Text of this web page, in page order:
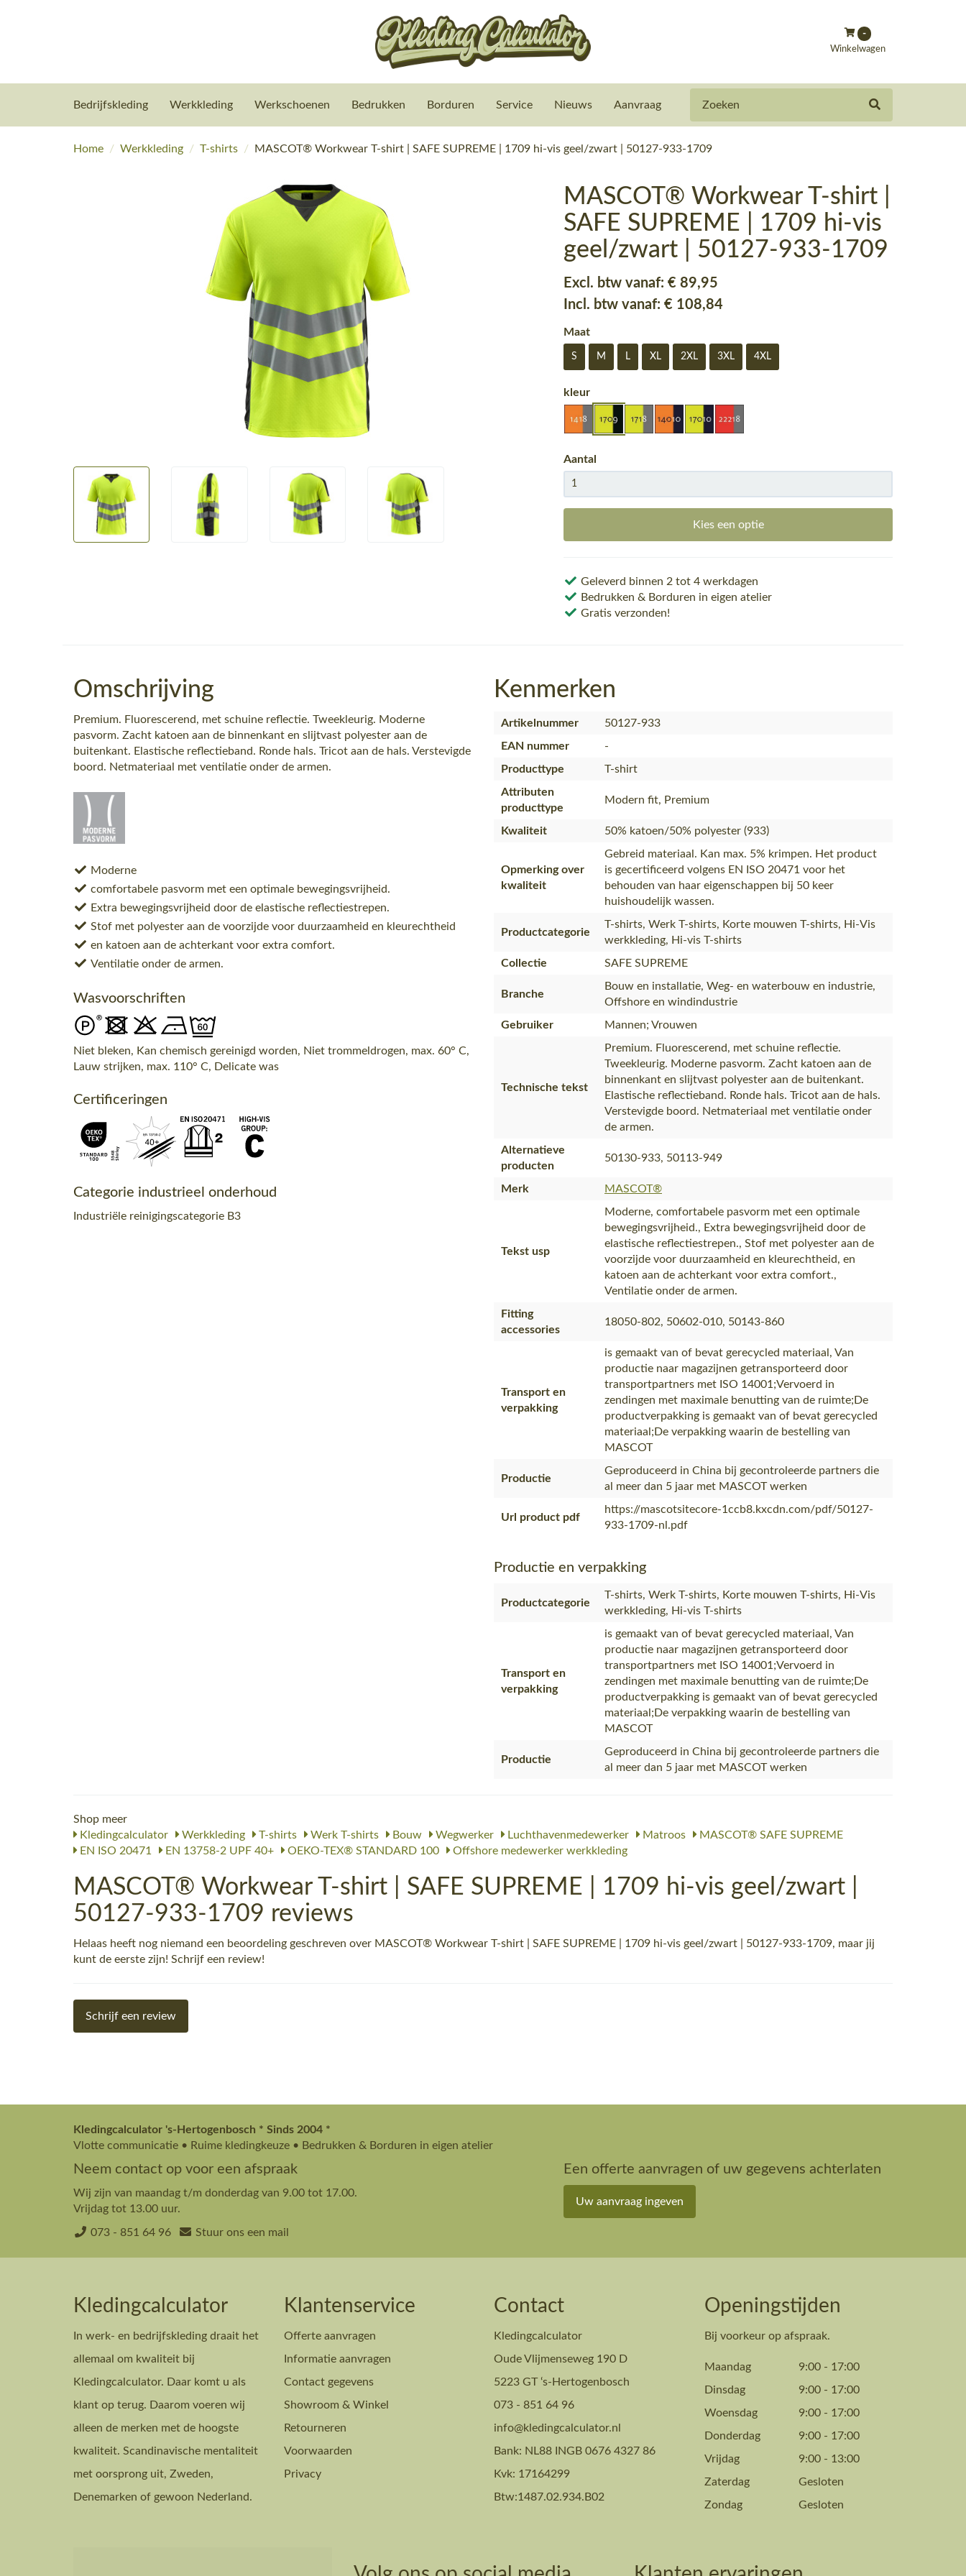
-
Winkelwagen
Bedrijfskleding Werkkleding Werkschoenen Bedrukken Borduren Service Nieuws Aanvraag
Home / Werkkleding / T-shirts / MASCOT® Workwear T-shirt | SAFE SUPREME | 1709 hi-vis geel/zwart | 50127-933-1709
MASCOT® Workwear T-shirt |
SAFE SUPREME | 1709 hi-vis
geel/zwart | 50127-933-1709
Excl. btw vanaf:€ 89,95
Incl. btw vanaf:€ 108,84
Maat
S M L XL 2XL 3XL 4XL
kleur
Aantal
Kies een optie
Geleverd binnen 2 tot 4 werkdagen
Bedrukken & Borduren in eigen atelier
Gratis verzonden!
Omschrijving
Premium. Fluorescerend, met schuine reflectie. Tweekleurig. Moderne
pasvorm. Zacht katoen aan de binnenkant en slijtvast polyester aan de
buitenkant. Elastische reflectieband. Ronde hals. Tricot aan de hals. Verstevigde
boord. Netmateriaal met ventilatie onder de armen.
Moderne
comfortabele pasvorm met een optimale bewegingsvrijheid.
Extra bewegingsvrijheid door de elastische reflectiestrepen.
Stof met polyester aan de voorzijde voor duurzaamheid en kleurechtheid
en katoen aan de achterkant voor extra comfort.
Ventilatie onder de armen.
Wasvoorschriften
Niet bleken, Kan chemisch gereinigd worden, Niet trommeldrogen, max. 60° C,
Lauw strijken, max. 110° C, Delicate was
Certificeringen
Categorie industrieel onderhoud
Industriële reinigingscategorie B3
Kenmerken
Artikelnummer
50127-933
EAN nummer
-
Producttype
T-shirt
Attributen
producttype
Modern fit, Premium
Kwaliteit 50% katoen/50% polyester (933)
Opmerking over
kwaliteit
Gebreid materiaal. Kan max. 5% krimpen. Het product
is gecertificeerd volgens EN ISO 20471 voor het
behouden van haar eigenschappen bij 50 keer
huishoudelijk wassen.
Productcategorie
T-shirts, Werk T-shirts, Korte mouwen T-shirts, Hi-Vis
werkkleding, Hi-vis T-shirts
Collectie
SAFE SUPREME
Branche
Bouw en installatie, Weg- en waterbouw en industrie,
Offshore en windindustrie
Gebruiker
Mannen; Vrouwen
Technische tekst
Premium. Fluorescerend, met schuine reflectie.
Tweekleurig. Moderne pasvorm. Zacht katoen aan de
binnenkant en slijtvast polyester aan de buitenkant.
Elastische reflectieband. Ronde hals. Tricot aan de hals.
Verstevigde boord. Netmateriaal met ventilatie onder
de armen.
Alternatieve
producten
50130-933, 50113-949
Merk MASCOT®
Tekst usp
Moderne, comfortabele pasvorm met een optimale
bewegingsvrijheid., Extra bewegingsvrijheid door de
elastische reflectiestrepen., Stof met polyester aan de
voorzijde voor duurzaamheid en kleurechtheid, en
katoen aan de achterkant voor extra comfort.,
Ventilatie onder de armen.
Fitting
accessories
18050-802, 50602-010, 50143-860
Transport en
verpakking
is gemaakt van of bevat gerecycled materiaal, Van
productie naar magazijnen getransporteerd door
transportpartners met ISO 14001;Vervoerd in
zendingen met maximale benutting van de ruimte;De
productverpakking is gemaakt van of bevat gerecycled
materiaal;De verpakking waarin de bestelling van
MASCOT
Productie
Geproduceerd in China bij gecontroleerde partners die
al meer dan 5 jaar met MASCOT werken
Url product pdf
https://mascotsitecore-1ccb8.kxcdn.com/pdf/50127-
933-1709-nl.pdf
Productie en verpakking
Productcategorie
T-shirts, Werk T-shirts, Korte mouwen T-shirts, Hi-Vis
werkkleding, Hi-vis T-shirts
Transport en
verpakking
is gemaakt van of bevat gerecycled materiaal, Van
productie naar magazijnen getransporteerd door
transportpartners met ISO 14001;Vervoerd in
zendingen met maximale benutting van de ruimte;De
productverpakking is gemaakt van of bevat gerecycled
materiaal;De verpakking waarin de bestelling van
MASCOT
Productie
Geproduceerd in China bij gecontroleerde partners die
al meer dan 5 jaar met MASCOT werken
Shop meer
Kledingcalculator
Werkkleding T-shirts Werk T-shirts Bouw Wegwerker Luchthavenmedewerker Matroos
MASCOT® SAFE SUPREME
EN ISO 20471
EN 13758-2 UPF 40+ OEKO-TEX® STANDARD 100 Offshore medewerker werkkleding
MASCOT® Workwear T-shirt | SAFE SUPREME | 1709 hi-vis geel/zwart |
50127-933-1709 reviews
Helaas heeft nog niemand een beoordeling geschreven over MASCOT® Workwear T-shirt | SAFE SUPREME | 1709 hi-vis geel/zwart | 50127-933-1709, maar jij
kunt de eerste zijn! Schrijf een review!
Schrijf een review
Kledingcalculator 's-Hertogenbosch * Sinds 2004 *
Vlotte communicatie • Ruime kledingkeuze • Bedrukken & Borduren in eigen atelier
Neem contact op voor een afspraak
Wij zijn van maandag t/m donderdag van 9.00 tot 17.00.
Vrijdag tot 13.00 uur.
073 - 851 64 96 Stuur ons een mail
Een offerte aanvragen of uw gegevens achterlaten
Uw aanvraag ingeven
Kledingcalculator
In werk- en bedrijfskleding draait het
allemaal om kwaliteit bij
Kledingcalculator. Daar komt u als
klant op terug. Daarom voeren wij
alleen de merken met de hoogste
kwaliteit. Scandinavische mentaliteit
met oorsprong uit, Zweden,
Denemarken of gewoon Nederland.
Klantenservice
Offerte aanvragen
Informatie aanvragen
Contact gegevens
Showroom & Winkel
Retourneren
Voorwaarden
Privacy
Contact
Kledingcalculator
Oude Vlijmenseweg 190 D
5223 GT ‘s-Hertogenbosch
073 - 851 64 96
info@kledingcalculator.nl
Bank: NL88 INGB 0676 4327 86
Kvk: 17164299
Btw:1487.02.934.B02
Openingstijden
Bij voorkeur op afspraak.
Maandag 9:00 - 17:00
Dinsdag
9:00 - 17:00
Woensdag
9:00 - 17:00
Donderdag
9:00 - 17:00
Vrijdag
9:00 - 13:00
Zaterdag
Gesloten
Zondag
Gesloten